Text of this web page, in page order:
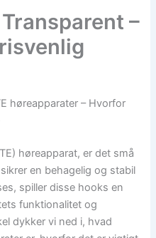
–
høreapparater – Hvorfor
høreapparat, er det små
en behagelig og stabil
spiller disse hooks en
funktionalitet og
dykker vi ned i, hvad